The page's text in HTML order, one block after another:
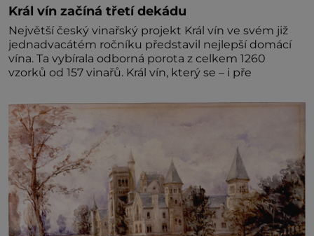
Král vín začíná třetí dekádu
Největší český vinařský projekt Král vín ve svém již
jednadvacátém ročníku představil nejlepší domácí
vína. Ta vybírala odborná porota z celkem 1260
vzorků od 157 vinařů. Král vín, který se – i pře